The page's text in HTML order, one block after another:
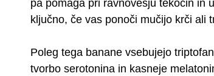
pa pomaga pri ravnovesju tekočin in
ključno, če vas ponoči mučijo krči ali
Poleg tega banane vsebujejo
tvorbo serotonina in kasneje